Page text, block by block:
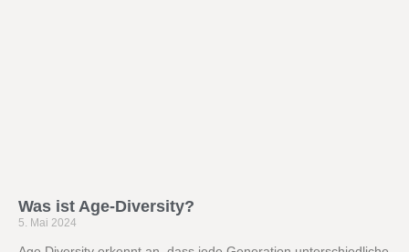
Was ist Age-Diversity?
5. Mai 2024